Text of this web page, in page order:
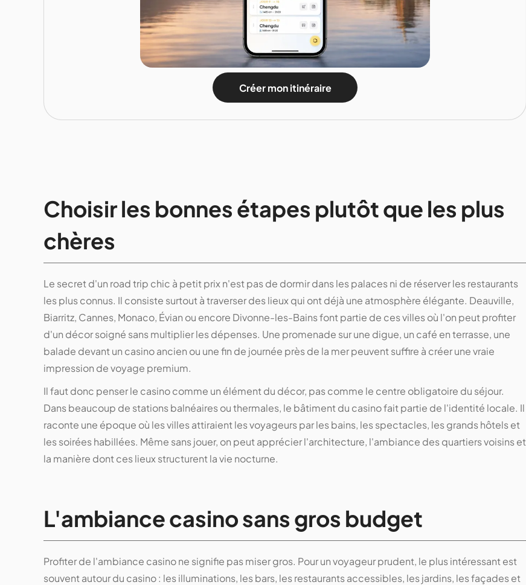
Créer mon itinéraire
Choisir les bonnes étapes plutôt que les plus
chères
Le secret d'un road trip chic à petit prix n'est pas de dormir dans les palaces ni de réserver les restaurants
les plus connus. Il consiste surtout à traverser des lieux qui ont déjà une atmosphère élégante. Deauville,
Biarritz, Cannes, Monaco, Évian ou encore Divonne-les-Bains font partie de ces villes où l'on peut profiter
d'un décor soigné sans multiplier les dépenses. Une promenade sur une digue, un café en terrasse, une
balade devant un casino ancien ou une fin de journée près de la mer peuvent suffire à créer une vraie
impression de voyage premium.
Il faut donc penser le casino comme un élément du décor, pas comme le centre obligatoire du séjour.
Dans beaucoup de stations balnéaires ou thermales, le bâtiment du casino fait partie de l'identité locale. Il
raconte une époque où les villes attiraient les voyageurs par les bains, les spectacles, les grands hôtels et
les soirées habillées. Même sans jouer, on peut apprécier l'architecture, l'ambiance des quartiers voisins et
la manière dont ces lieux structurent la vie nocturne.
L'ambiance casino sans gros budget
Profiter de l'ambiance casino ne signifie pas miser gros. Pour un voyageur prudent, le plus intéressant est
souvent autour du casino : les illuminations, les bars, les restaurants accessibles, les jardins, les façades et